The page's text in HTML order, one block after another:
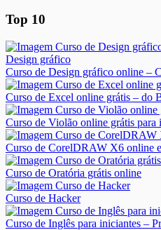
Top 10
Curso de Design gráfico online –
Curso de Excel online grátis – do
Curso de Violão online grátis para
Curso de CorelDRAW X6 online
Curso de Oratória grátis online
Curso de Hacker
Curso de Inglês para iniciantes –